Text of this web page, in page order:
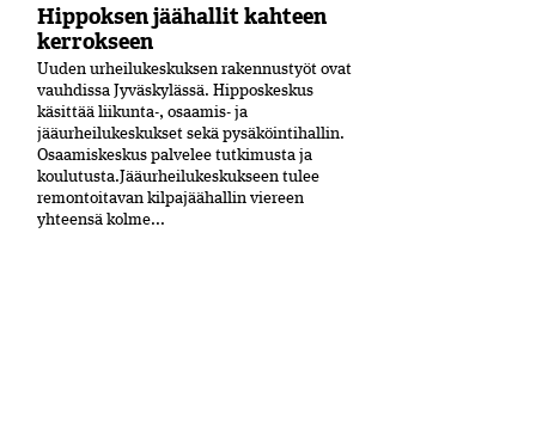
Hippoksen jäähallit kahteen
kerrokseen
Uuden urheilukeskuksen rakennustyöt ovat
vauhdissa Jyväskylässä. Hipposkeskus
käsittää liikunta-, osaamis- ja
jääurheilukeskukset sekä pysäköintihallin.
Osaamiskeskus palvelee tutkimusta ja
koulutusta.Jääurheilukeskukseen tulee
remontoitavan kilpajäähallin viereen
yhteensä kolme...